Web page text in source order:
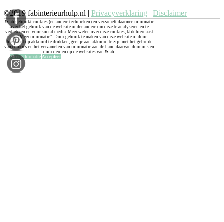
©2019 fabinterieurhulp.nl | Privacyverklaring | Disclaimer
&fab gebruikt cookies (en andere technieken) en verzamelt daarmee informatie
over het gebruik van de website onder andere om deze te analyseren en te
verbeteren en voor social media. Meer weten over deze cookies, klik hiernaast
op "Meer informatie". Door gebruik te maken van deze website of door
hiernaast op akkoord te drukken, geef je aan akkoord te zijn met het gebruik
van cookies en het verzamelen van informatie aan de hand daarvan door ons en
door derden op de websites van &fab.
Meer informatie Accepteer